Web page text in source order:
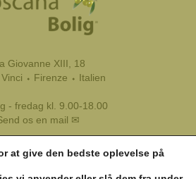
Giovanne XIII, 18
⬩ Firenze ⬩ Italien
- fredag kl. 9.00-18.00
os en mail ✉
+39 333 8799 116
+45 45 81 45 11
at give den bedste oplevelse på